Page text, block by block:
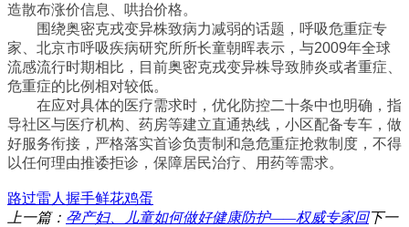
造散布涨价信息、哄抬价格。
围绕奥密克戎变异株致病力减弱的话题，呼吸危重症专
家、北京市呼吸疾病研究所所长童朝晖表示，与2009年全球
流感流行时期相比，目前奥密克戎变异株导致肺炎或者重症、
危重症的比例相对较低。
在应对具体的医疗需求时，优化防控二十条中也明确，指
导社区与医疗机构、药房等建立直通热线，小区配备专车，做
好服务衔接，严格落实首诊负责制和急危重症抢救制度，不得
以任何理由推诿拒诊，保障居民治疗、用药等需求。
路过雷人 握手鲜花鸡蛋
上一篇： 孕产妇、儿童如何做好健康防护——权威专家回下一